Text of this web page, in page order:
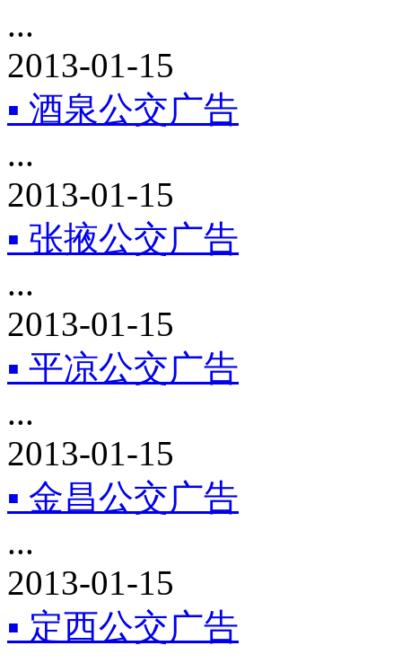
...
2013-01-15
▪ 酒泉公交广告
...
2013-01-15
▪ 张掖公交广告
...
2013-01-15
▪ 平凉公交广告
...
2013-01-15
▪ 金昌公交广告
...
2013-01-15
▪ 定西公交广告